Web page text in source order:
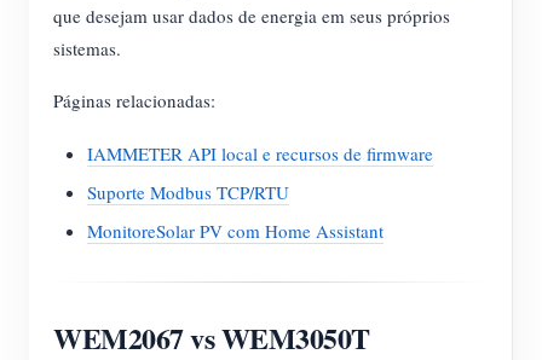
que desejam usar dados de energia em seus próprios
sistemas.
Páginas relacionadas:
IAMMETER API local e recursos de firmware
Suporte Modbus TCP/RTU
MonitoreSolar PV com Home Assistant
WEM2067 vs WEM3050T